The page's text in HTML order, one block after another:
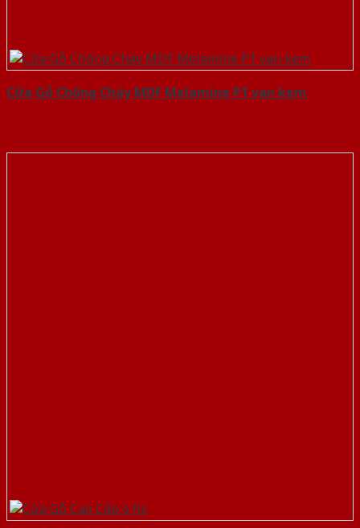
Cửa Gỗ Chống Cháy MDF Melamine P1 van kem